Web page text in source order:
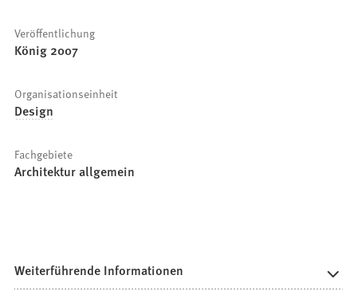
Veröffentlichung
König 2007
Organisationseinheit
Design
Fachgebiete
Architektur allgemein
Weiterführende Informationen